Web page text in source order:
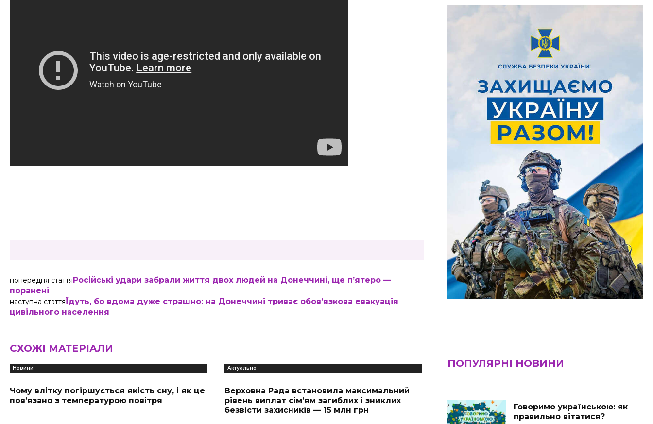
попередня статтяРосійські удари забрали життя двох людей на Донеччині, ще п’ятеро —
поранені
наступна статтяЇдуть, бо вдома дуже страшно: на Донеччині триває обов’язкова евакуація
цивільного населення
СХОЖІ МАТЕРІАЛИ
Новини
Чому влітку погіршується якість сну, і як це
пов’язано з температурою повітря
Актуально
Верховна Рада встановила максимальний
рівень виплат сім’ям загиблих і зниклих
безвісти захисників — 15 млн грн
ПОПУЛЯРНІ НОВИНИ
Говоримо українською: як
правильно вітатися?